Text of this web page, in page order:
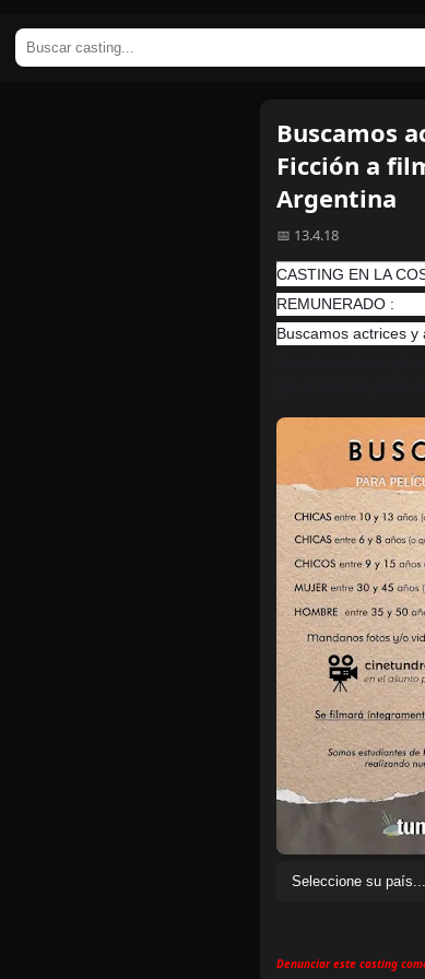
Buscamos
Ficción a
Argentina
📅 13.4.18
CASTING EN LA
REMUNERADO :
Buscamos actrices
Denunciar este casting